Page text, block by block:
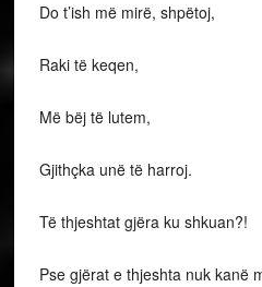
Do t’ish më mirë, shpëtoj,
Raki të keqen,
Më bëj të lutem,
Gjithçka unë të harroj.
Të thjeshtat gjëra ku shkuan?!
Pse gjërat e thjeshta nuk kanë